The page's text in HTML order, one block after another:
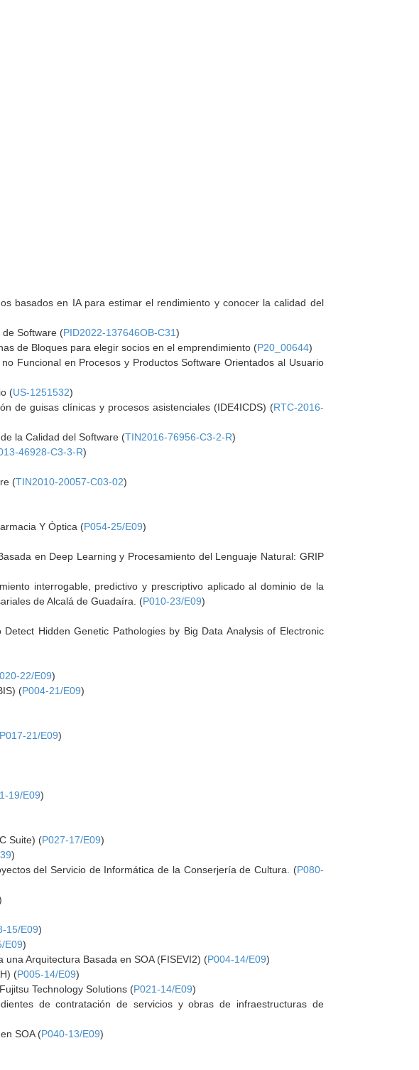
basados en IA para estimar el rendimiento y conocer la calidad del
de Software (PID2022-137646OB-C31)
de Bloques para elegir socios en el emprendimiento (P20_00644)
Funcional en Procesos y Productos Software Orientados al Usuario
(US-1251532)
de guisas clínicas y procesos asistenciales (IDE4ICDS) (RTC-2016-
la Calidad del Software (TIN2016-76956-C3-2-R)
46928-C3-3-R)
(TIN2010-20057-C03-02)
Y Óptica (P054-25/E09)
en Deep Learning y Procesamiento del Lenguaje Natural: GRIP
interrogable, predictivo y prescriptivo aplicado al dominio de la
de Alcalá de Guadaíra. (P010-23/E09)
Hidden Genetic Pathologies by Big Data Analysis of Electronic
22/E09)
(P004-21/E09)
P017-21/E09)
19/E09)
Suite) (P027-17/E09)
)
del Servicio de Informática de la Conserjería de Cultura. (P080-
15/E09)
E09)
Arquitectura Basada en SOA (FISEVI2) (P004-14/E09)
(P005-14/E09)
Technology Solutions (P021-14/E09)
de contratación de servicios y obras de infraestructuras de
SOA (P040-13/E09)